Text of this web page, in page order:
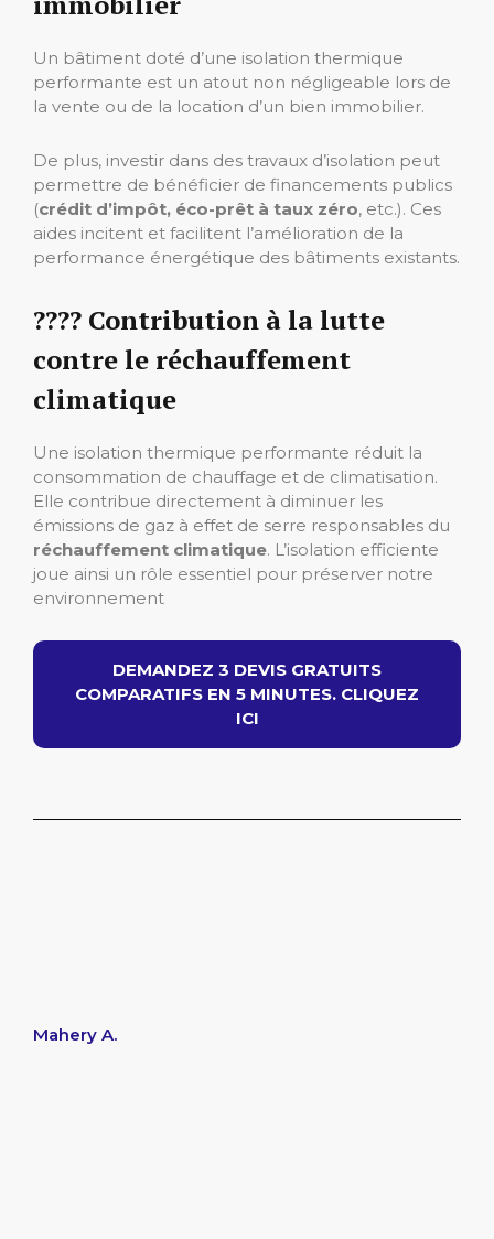
Un bâtiment doté d’une isolation thermique
performante est un atout non négligeable lors de
la vente ou de la location d’un bien immobilier.
De plus, investir dans des travaux d’isolation peut
permettre de bénéficier de financements publics
(crédit d’impôt, éco-prêt à taux zéro, etc.). Ces
aides incitent et facilitent l’amélioration de la
performance énergétique des bâtiments existants.
????️ Contribution à la lutte
contre le réchauffement
climatique
Une isolation thermique performante réduit la
consommation de chauffage et de climatisation.
Elle contribue directement à diminuer les
émissions de gaz à effet de serre responsables du
réchauffement climatique. L’isolation efficiente
joue ainsi un rôle essentiel pour préserver notre
environnement
DEMANDEZ 3 DEVIS GRATUITS
COMPARATIFS EN 5 MINUTES. CLIQUEZ
ICI
Mahery A.